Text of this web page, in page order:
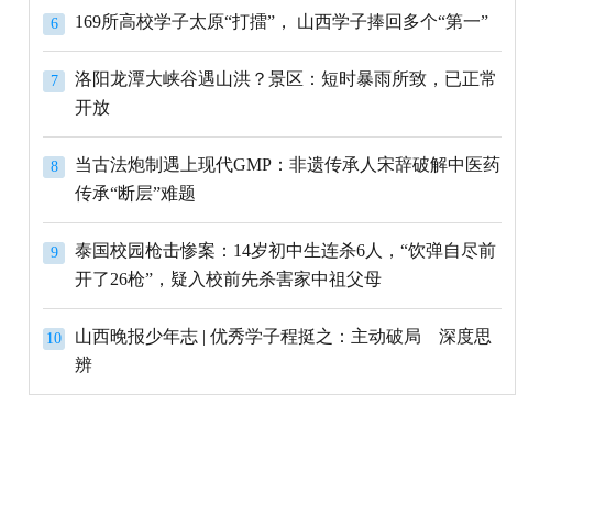
6 169所高校学子太原“打擂”， 山西学子捧回多个“第一”
7
洛阳龙潭大峡谷遇山洪？景区：短时暴雨所致，已正常
开放
8
当古法炮制遇上现代GMP：非遗传承人宋辞破解中医药
传承“断层”难题
9
泰国校园枪击惨案：14岁初中生连杀6人，“饮弹自尽前
开了26枪”，疑入校前先杀害家中祖父母
10
山西晚报少年志 | 优秀学子程挺之：主动破局 深度思
辨